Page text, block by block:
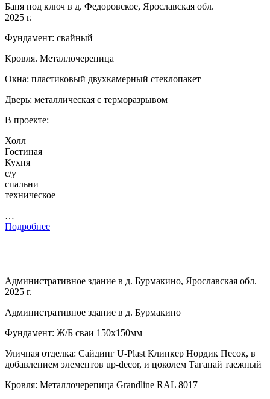
Баня под ключ в д. Федоровское, Ярославская обл.
2025 г.
Фундамент: свайный
Кровля. Металлочерепица
Окна: пластиковый двухкамерный стеклопакет
Дверь: металлическая с терморазрывом
В проекте:
Холл
Гостиная
Кухня
с/у
спальни
техническое
…
Подробнее
Административное здание в д. Бурмакино, Ярославская обл.
2025 г.
Административное здание в д. Бурмакино
Фундамент: Ж/Б сваи 150х150мм
Уличная отделка: Сайдинг U-Plast Клинкер Нордик Песок, в
добавлением элементов up-decor, и цоколем Таганай таежный
Кровля: Металлочерепица Grandline RAL 8017